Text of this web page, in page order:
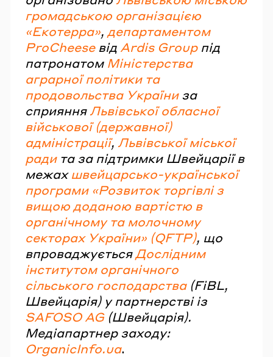
громадською організацією
«Екотерра», департаментом
ProCheese від Ardis Groupпід
патронатом Міністерства
аграрної політики та
продовольства Україниза
сприянняЛьвівської обласної
військової (державної)
адміністрації, Львівської міської
радита за підтримки Швейцарії в
межахшвейцарсько-української
програми «Розвиток торгівлі з
вищою доданою вартістю в
органічному та молочному
секторах України» (QFTP), що
впроваджуєтьсяДослідним
інститутом органічного
сільського господарства(FiBL,
Швейцарія) у партнерстві із
SAFOSO AG(Швейцарія).
Медіапартнер заходу:
OrganicInfo.ua.